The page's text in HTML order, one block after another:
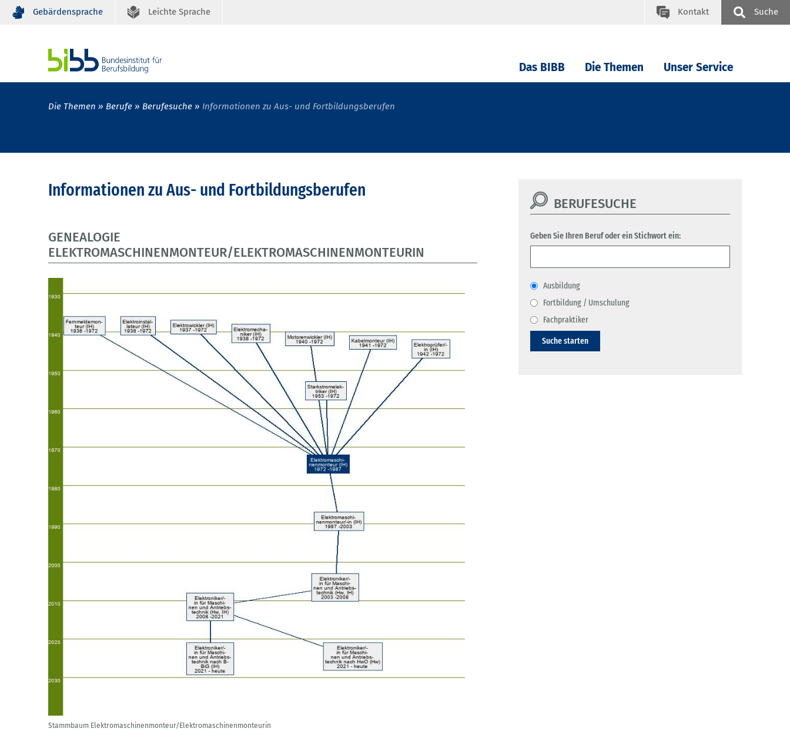
Gebärdensprache Leichte Sprache Kontakt Suche
Das BIBB Die Themen Unser Service
Die Themen Berufe Berufesuche Informationen zu Aus- und Fortbildungsberufen
Informationen zu Aus- und Fortbildungsberufen
GENEALOGIE
ELEKTROMASCHINENMONTEUR/ELEKTROMASCHINENMONTEURIN
Stammbaum Elektromaschinenmonteur/Elektromaschinenmonteurin
BERUFESUCHE
Geben Sie Ihren Beruf oder ein Stichwort ein:
Ausbildung
Fortbildung / Umschulung
Fachpraktiker
Suche starten